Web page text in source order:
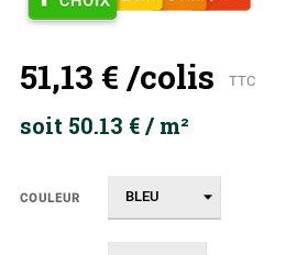
51,13 € /colis TTC
soit 50.13 € / m²
COULEUR